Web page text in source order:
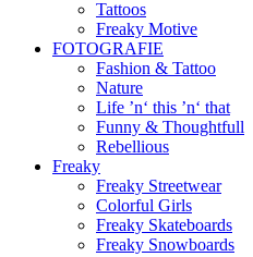
Tattoos
Freaky Motive
FOTOGRAFIE
Fashion & Tattoo
Nature
Life ’n‘ this ’n‘ that
Funny & Thoughtfull
Rebellious
Freaky
Freaky Streetwear
Colorful Girls
Freaky Skateboards
Freaky Snowboards